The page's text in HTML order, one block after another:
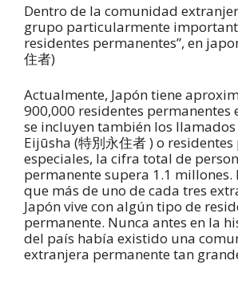
Dentro de la comunidad
grupo particularmente
residentes permanentes”, en
住者)
Actualmente, Japón tiene
900,000 residentes permanentes
se incluyen también los
Eijūsha (特別永住者 ) o
especiales, la cifra total de
permanente supera 1.1 millones.
que más de uno de cada tres
Japón vive con algún tipo de
permanente. Nunca antes en la
del país había existido una
extranjera permanente tan